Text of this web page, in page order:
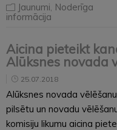
Jaunumi, Noderīga
informācija
Aicina pieteikt
Alūksnes novada
25.07.2018
Alūksnes novada
pilsētu un novadu
komisiju likumu aicina